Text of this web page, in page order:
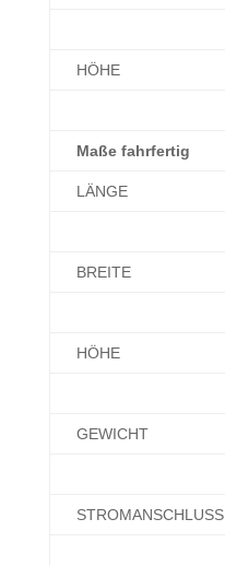
HÖHE
Maße fahrfertig
LÄNGE
BREITE
HÖHE
GEWICHT
STROMANSCHLUSS